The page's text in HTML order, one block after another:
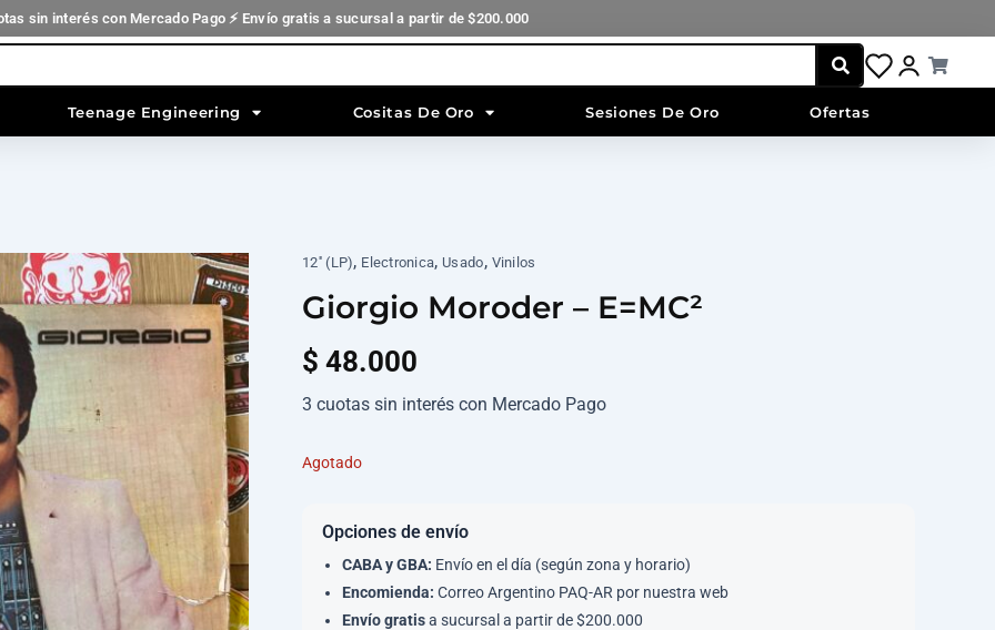
sin interés con Mercado Pago ⚡ Envío gratis a sucursal a partir de $200.000
Teenage Engineering Cositas De Oro Sesiones De Oro Ofertas
Cart
12'' (LP), Electronica, Usado, Vinilos
Giorgio Moroder – E=MC²
$ 48.000
3 cuotas sin interés con Mercado Pago
Agotado
Opciones de envío
CABA y GBA: Envío en el día (según zona y horario)
Encomienda: Correo Argentino PAQ-AR por nuestra web
Envío gratisa sucursal a partir de $200.000